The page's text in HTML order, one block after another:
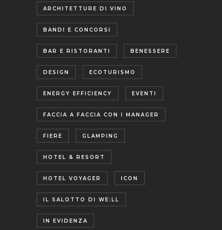
ARCHITETTURE DI VINO
BANDI E CONCORSI
BAR E RISTORANTI BENESSERE
DESIGN ECOTURISMO
ENERGY EFFICIENCY EVENTI
FACCIA A FACCIA CON I MANAGER
FIERE GLAMPING
HOTEL & RESORT
HOTEL VOYAGER ICON
IL SALOTTO DI WE:LL
IN EVIDENZA